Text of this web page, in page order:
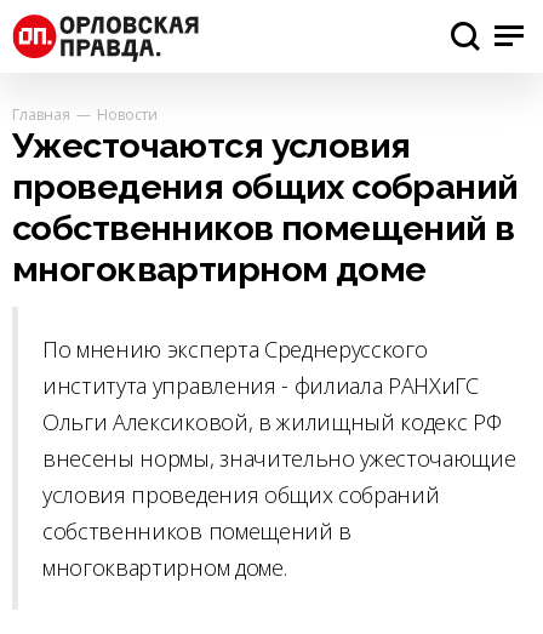
Главная Новости
Ужесточаются условия
проведения общих собраний
собственников помещений в
многоквартирном доме
По мнению эксперта Среднерусского
института управления - филиала РАНХиГС
Ольги Алексиковой, в жилищный кодекс РФ
внесены нормы, значительно ужесточающие
условия проведения общих собраний
собственников помещений в
многоквартирном доме.